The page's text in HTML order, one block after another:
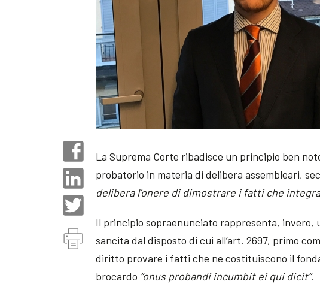
La Suprema Corte ribadisce un principio ben
probatorio in materia di delibera assembleari,
delibera l’onere di dimostrare i fatti che
Il principio sopraenunciato rappresenta, invero,
sancita dal disposto di cui all’art. 2697, primo
diritto provare i fatti che ne costituiscono il
brocardo “onus probandi incumbit ei qui dicit”.